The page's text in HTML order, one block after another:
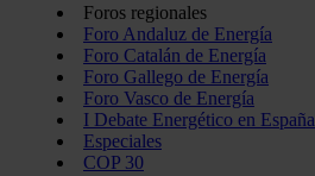
Foros regionales
Foro Andaluz de Energía
Foro Catalán de Energía
Foro Gallego de Energía
Foro Vasco de Energía
I Debate Energético en España
Especiales
COP 30